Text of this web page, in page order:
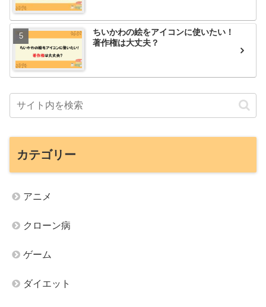
ちいかわの絵をアイコンに使いたい！
著作権は大丈夫？
カテゴリー
アニメ
クローン病
ゲーム
ダイエット